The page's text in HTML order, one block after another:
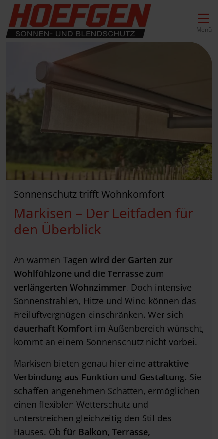
zur Top-Navigation
zur Hauptnavigation
Inhalt springen
zum Footer
Hauptnavigation
Menü
Sonnenschutz trifft Wohnkomfort
Markisen – Der Leitfaden für
den Überblick
An warmen Tagen wird der Garten zur
Wohlfühlzone und die Terrasse zum
verlängerten Wohnzimmer. Doch intensive
Sonnenstrahlen, Hitze und Wind können das
Freiluftvergnügen einschränken. Wer sich
dauerhaft Komfort im Außenbereich wünscht,
kommt an einem Sonnenschutz nicht vorbei.
Markisen bieten genau hier eine attraktive
Verbindung aus Funktion und Gestaltung. Sie
schaffen angenehmen Schatten, ermöglichen
einen flexiblen Wetterschutz und
unterstreichen gleichzeitig den Stil des
Hauses. Ob für Balkon, Terrasse,